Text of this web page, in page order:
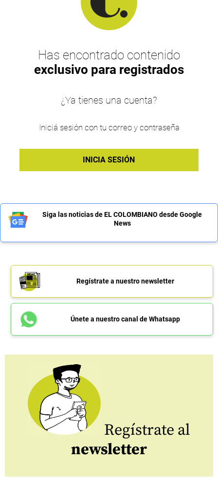
Has encontrado contenido
exclusivo para registrados
¿Ya tienes una cuenta?
Iniciá sesión con tu correo y contraseña
INICIA SESIÓN
Siga las noticias de EL COLOMBIANO desde Google
News
Regístrate a nuestro newsletter
Únete a nuestro canal de Whatsapp
Regístrate al
newsletter